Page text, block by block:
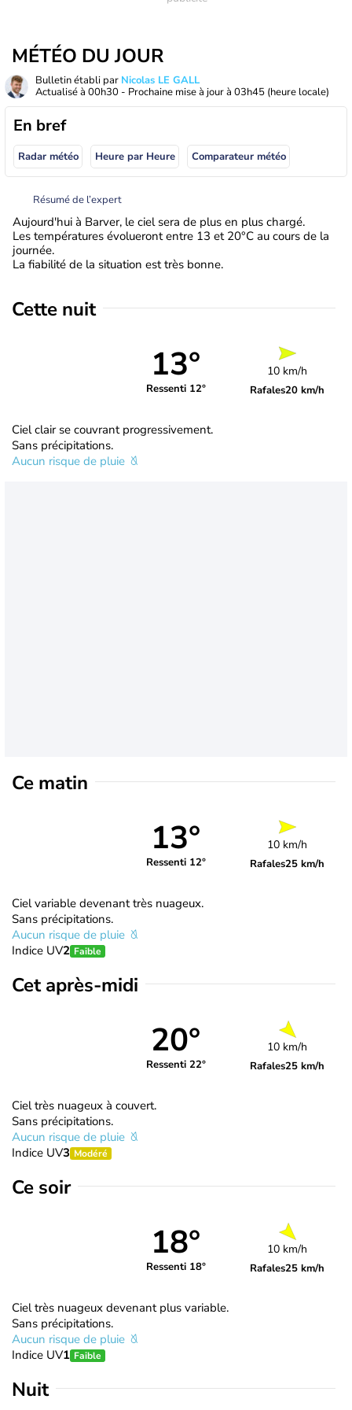
MÉTÉO DU JOUR
Bulletin établi par Nicolas LE GALL
Actualisé à 00h30 - Prochaine mise à jour à 03h45 (heure locale)
En bref
Radar météo Heure par Heure Comparateur météo
Résumé de l’expert
Aujourd'hui à Barver, le ciel sera de plus en plus chargé.
Les températures évolueront entre 13 et 20°C au cours de la
journée.
La fiabilité de la situation est très bonne.
Cette nuit
13°
Ressenti 12°
10 km/h
Rafales20 km/h
Ciel clair se couvrant progressivement.
Sans précipitations.
Aucun risque de pluie
Ce matin
13°
Ressenti 12°
10 km/h
Rafales25 km/h
Ciel variable devenant très nuageux.
Sans précipitations.
Aucun risque de pluie
Indice UV2 Faible
Cet après-midi
20°
Ressenti 22°
10 km/h
Rafales25 km/h
Ciel très nuageux à couvert.
Sans précipitations.
Aucun risque de pluie
Indice UV3 Modéré
Ce soir
18°
Ressenti 18°
10 km/h
Rafales25 km/h
Ciel très nuageux devenant plus variable.
Sans précipitations.
Aucun risque de pluie
Indice UV1 Faible
Nuit